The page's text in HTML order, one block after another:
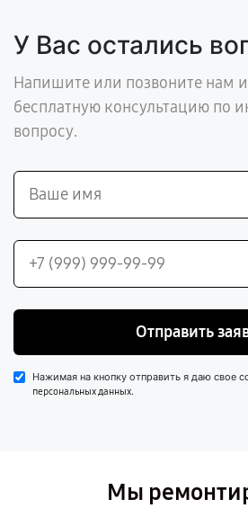
У Вас остались
Напишите или позвоните нам
бесплатную консультацию по
вопросу.
Отправить
Нажимая на кнопку отправить я даю свое
персональных данных.
Мы